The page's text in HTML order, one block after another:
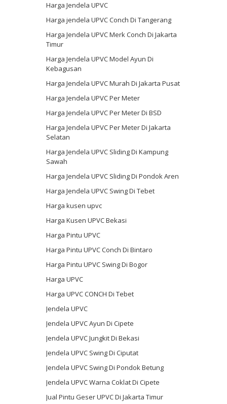
Harga Jendela UPVC
Harga jendela UPVC Conch Di Tangerang
Harga Jendela UPVC Merk Conch Di Jakarta
Timur
Harga Jendela UPVC Model Ayun Di
Kebagusan
Harga Jendela UPVC Murah Di Jakarta Pusat
Harga Jendela UPVC Per Meter
Harga Jendela UPVC Per Meter Di BSD
Harga Jendela UPVC Per Meter Di Jakarta
Selatan
Harga Jendela UPVC Sliding Di Kampung
Sawah
Harga Jendela UPVC Sliding Di Pondok Aren
Harga Jendela UPVC Swing Di Tebet
Harga kusen upvc
Harga Kusen UPVC Bekasi
Harga Pintu UPVC
Harga Pintu UPVC Conch Di Bintaro
Harga Pintu UPVC Swing Di Bogor
Harga UPVC
Harga UPVC CONCH Di Tebet
Jendela UPVC
Jendela UPVC Ayun Di Cipete
Jendela UPVC Jungkit Di Bekasi
Jendela UPVC Swing Di Ciputat
Jendela UPVC Swing Di Pondok Betung
Jendela UPVC Warna Coklat Di Cipete
Jual Pintu Geser UPVC Di Jakarta Timur